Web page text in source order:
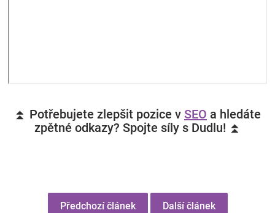
⏫ Potřebujete zlepšit pozice v SEO a hledáte
zpětné odkazy? Spojte síly s Dudlu! ⏫
Předchozí článek Další článek